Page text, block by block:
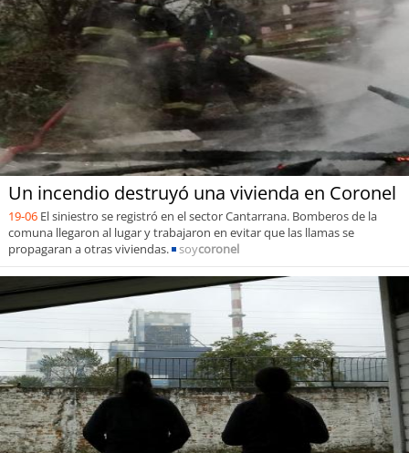
Un incendio destruyó una vivienda en Coronel
19-06 El siniestro se registró en el sector Cantarrana. Bomberos de la
comuna llegaron al lugar y trabajaron en evitar que las llamas se
propagaran a otras viviendas.
soycoronel